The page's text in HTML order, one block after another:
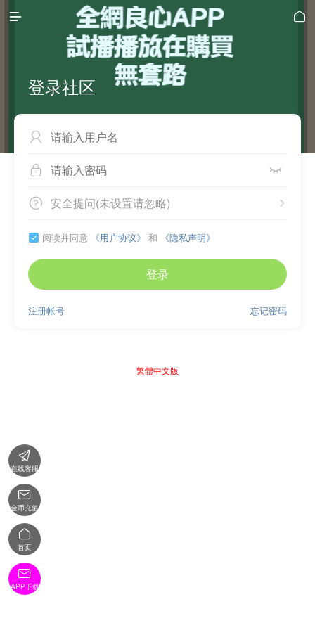
 
登录社区

 
 
安全提问(未设置请忽略)
 阅读并同意 《用户协议》 和 《隐私声明》
登录
忘记密码
注册帐号
繁體中文版

在线客服

金币充值

首页

APP下载